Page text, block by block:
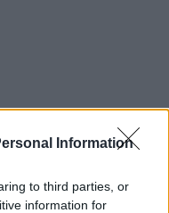
Information
to third parties, or
information for
σας